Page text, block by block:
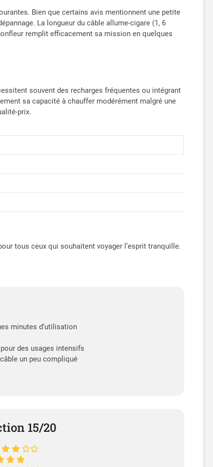
Bien que certains avis mentionnent une petite
La longueur du câble allume-cigare (1, 6
remplit efficacement sa mission en quelques
souvent des recharges fréquentes ou intégrant
sa capacité à chauffer modérément malgré une
prix.
tous ceux qui souhaitent voyager l’esprit tranquille.
minutes d’utilisation
des usages intensifs
un peu compliqué
15/20